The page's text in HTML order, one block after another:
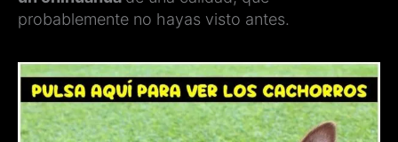
probablemente no hayas visto antes.